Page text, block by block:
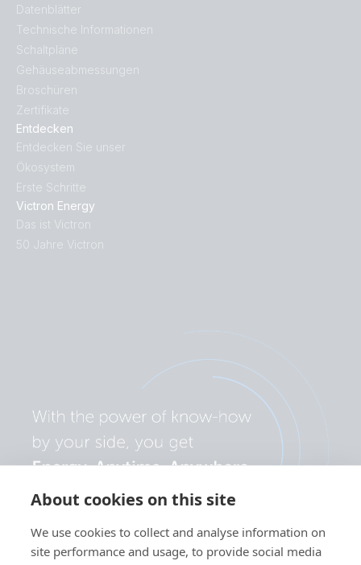
About cookies on this site
We use cookies to collect and analyse information on
site performance and usage, to provide social media
Entdecken
Entdecken Sie unser
Ökosystem
Erste Schritte
Victron Energy
Das ist Victron
50 Jahre Victron
Datenblätter
Technische Informationen
Schaltpläne
Gehäuseabmessungen
Broschüren
Zertifikate